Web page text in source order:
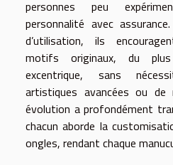
personnes peu
personnalité avec
d’utilisation, ils
motifs originaux, du
excentrique, sans
artistiques avancées ou de
évolution a profondément
chacun aborde la
ongles, rendant chaque